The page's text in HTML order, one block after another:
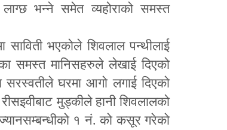
लाग्छ भन्ने समेत व्यहोराको समस्त
भएकोले शिवलाल पन्थीलाई
समस्त मानिसहरुले लेखाई दिएको
घरमा आगो लगाई दिएको
मुड्कीले हानी शिवलालको
१ नं. को कसूर गरेको